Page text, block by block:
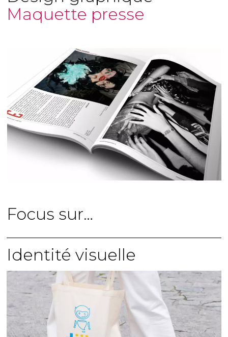
Maquette presse
Focus sur…
Identité visuelle